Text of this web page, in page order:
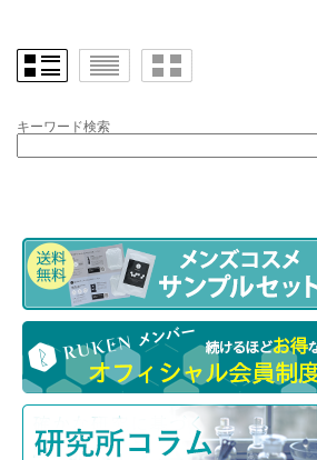
キーワード検索